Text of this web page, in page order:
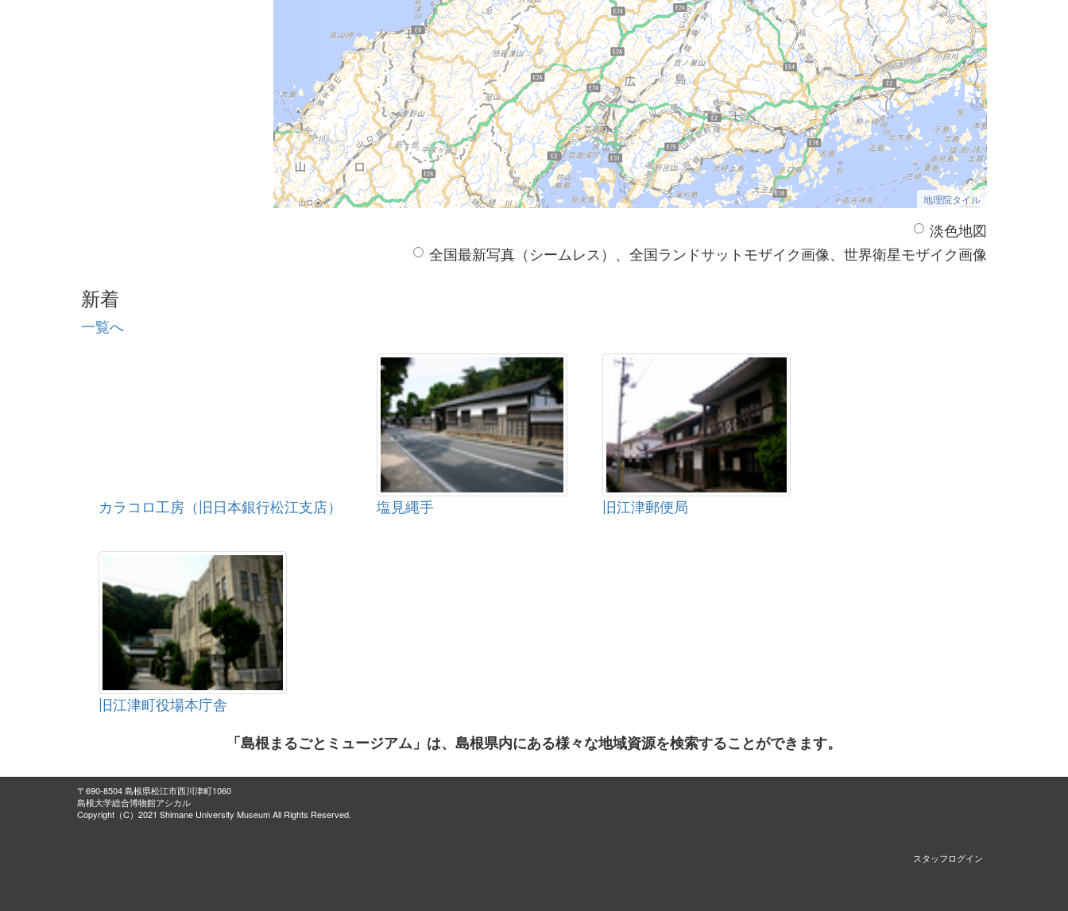
地理院タイル
淡色地図
全国最新写真（シームレス）、全国ランドサットモザイク画像、世界衛星モザイク画像
新着
一覧へ
カラコロ工房（旧日本銀行松江支店） 塩見縄手 旧江津郵便局
旧江津町役場本庁舎
「島根まるごとミュージアム」は、島根県内にある様々な地域資源を検索することができます。
〒690-8504 島根県松江市西川津町1060
島根大学総合博物館アシカル
Copyright（C）2021 Shimane University Museum All Rights Reserved.
スタッフログイン